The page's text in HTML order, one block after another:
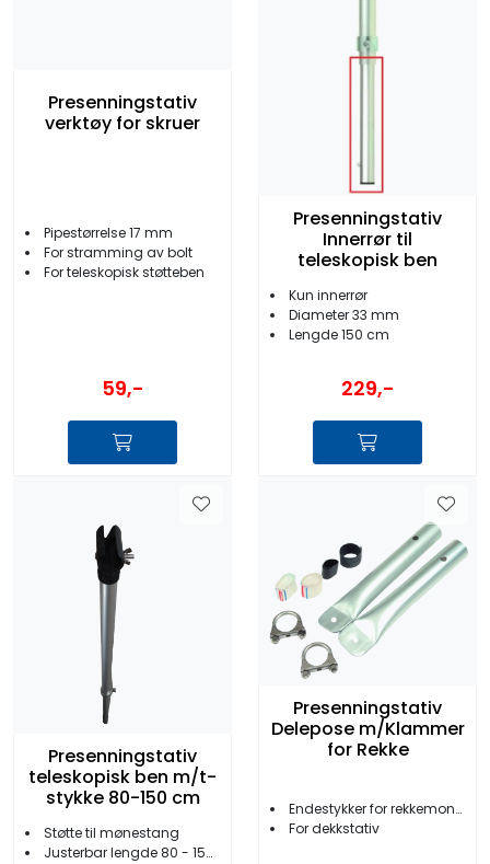
Presenningstativ
verktøy for skruer
Pipestørrelse 17 mm
For stramming av bolt
For teleskopisk støtteben
59,-
Presenningstativ
Innerrør til
teleskopisk ben
Kun innerrør
Diameter 33 mm
Lengde 150 cm
229,-
Presenningstativ
teleskopisk ben m/t-
stykke 80-150 cm
Støtte til mønestang
Justerbar lengde 80 - 150 cm
Presenningstativ
Delepose m/Klammer
for Rekke
Endestykker for rekkemontering
For dekkstativ